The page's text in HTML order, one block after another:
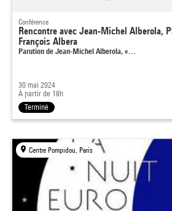
Conférence
Rencontre avec Jean-Michel Alberola,
François Albera
Parution de Jean-Michel Alberola, «…
30 mai 2024
À partir de 18h
Terminé
Centre Pompidou, Paris